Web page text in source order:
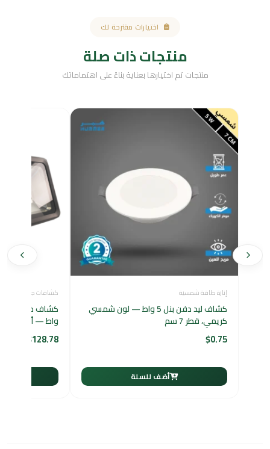
اختيارات مقترحة لك
منتجات ذات صلة
منتجات تم اختيارها بعناية بناءً على اهتماماتك
إنارة طاقة شمسية
كشاف ليد دفن بنل 5 واط — لون شمسي
كريمي، قطر 7 سم
$0.75
أضف للسلة
كشافات جدارية خارجية
واط — أبيض
$128.78